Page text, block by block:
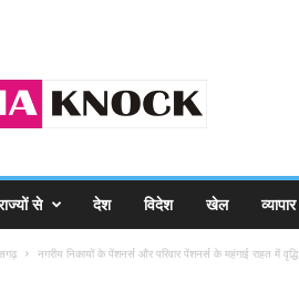
से देश विदेश खेल व्यापार
नगरीय निकायों के पेंशनर्स और परिवार पेंशनर्स के महंगाई राहत में वृद्धि